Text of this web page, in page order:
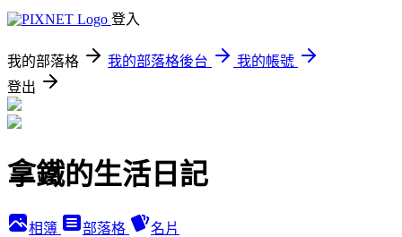
登入
我的部落格 我的部落格後台
我的帳號
登出
拿鐵的生活日記
相簿 部落格 名片